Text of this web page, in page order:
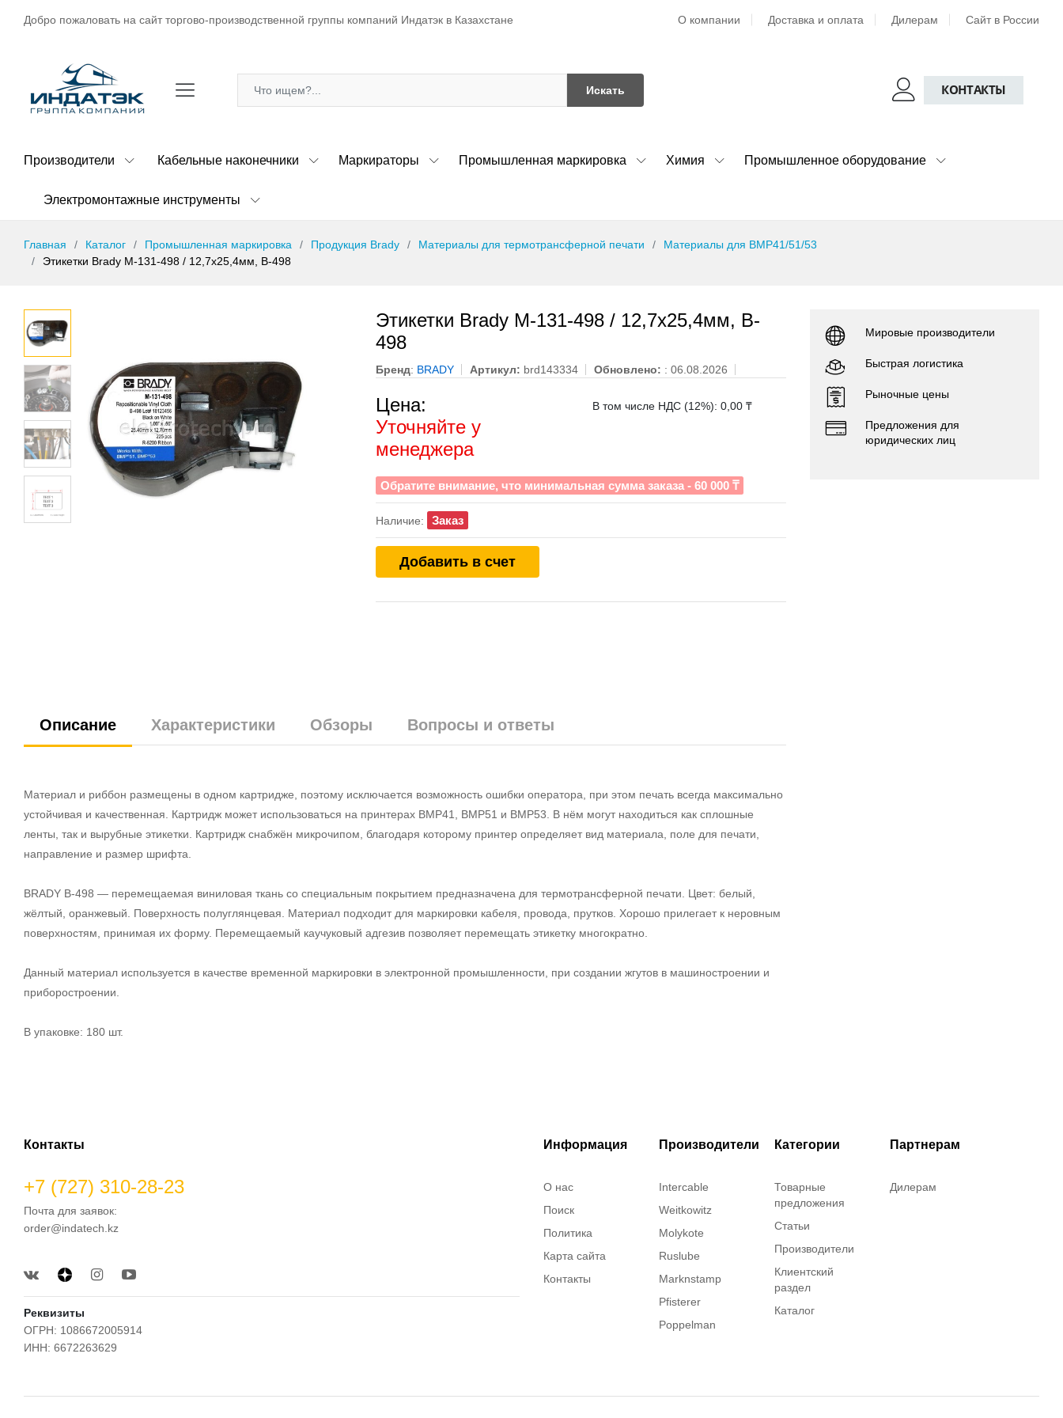
Добро пожаловать на сайт торгово-производственной группы компаний Индатэк в Казахстане О компании Доставка и оплата Дилерам Сайт в России
Искать КОНТАКТЫ
Производители Кабельные наконечники Маркираторы Промышленная маркировка Химия Промышленное оборудование
Электромонтажные инструменты
Главная Каталог Промышленная маркировка Продукция Brady Материалы для термотрансферной печати
Материалы для BMP41/51/53
Этикетки Brady M-131-498 / 12,7x25,4мм, B-498
Этикетки Brady M-131-498 / 12,7x25,4мм, B-
498
Бренд: BRADY Артикул: brd143334 Обновлено: : 06.08.2026
Цена:
Уточняйте у
менеджера
В том числе НДС (12%): 0,00 ₸
Обратите внимание, что минимальная сумма заказа - 60 000 ₸
Наличие: Заказ
Добавить в счет
Описание Характеристики Обзоры Вопросы и ответы
Материал и риббон размещены в одном картридже, поэтому исключается возможность ошибки оператора, при этом печать всегда максимально
устойчивая и качественная. Картридж может использоваться на принтерах BMP41, BMP51 и BMP53. В нём могут находиться как сплошные
ленты, так и вырубные этикетки. Картридж снабжён микрочипом, благодаря которому принтер определяет вид материала, поле для печати,
направление и размер шрифта.
BRADY B-498 — перемещаемая виниловая ткань со специальным покрытием предназначена для термотрансферной печати. Цвет: белый,
жёлтый, оранжевый. Поверхность полуглянцевая. Материал подходит для маркировки кабеля, провода, прутков. Хорошо прилегает к неровным
поверхностям, принимая их форму. Перемещаемый каучуковый адгезив позволяет перемещать этикетку многократно.
Данный материал используется в качестве временной маркировки в электронной промышленности, при создании жгутов в машиностроении и
приборостроении.
В упаковке: 180 шт.
Мировые производители
Быстрая логистика
Рыночные цены
Предложения для
юридических лиц
Контакты
+7 (727) 310-28-23
Почта для заявок:
order@indatech.kz
Реквизиты
ОГРН: 1086672005914
ИНН: 6672263629
Информация
О нас
Поиск
Политика
Карта сайта
Контакты
Производители
Intercable
Weitkowitz
Molykote
Ruslube
Marknstamp
Pfisterer
Poppelman
Brady
Категории
Товарные
предложения
Статьи
Производители
Клиентский
раздел
Каталог
Партнерам
Дилерам